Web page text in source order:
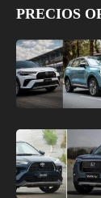
PRECIOS